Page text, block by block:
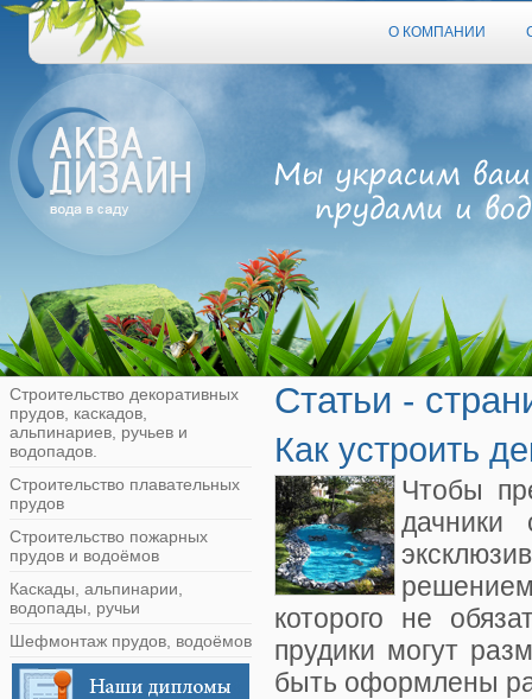
О КОМПАНИИ
Строительство декоративных
прудов, каскадов,
альпинариев, ручьев и
водопадов.
Строительство плавательных
прудов
Строительство пожарных
прудов и водоёмов
Каскады, альпинарии,
водопады, ручьи
Шефмонтаж прудов, водоёмов
Статьи -
Как устроить
Чтобы
дачники
которого не
прудики могут
быть оформлены